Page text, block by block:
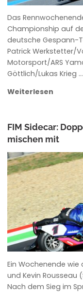
Das
Championship auf
deutsche Gespann-
Patrick Werkstetter/
Motorsport/ARS
Göttlich/Lukas Krieg …
Weiterlesen
FIM Sidecar:
mischen mit
ROWENA
Ein Wochenende wie
und Kevin Rousseau
Nach dem Sieg im